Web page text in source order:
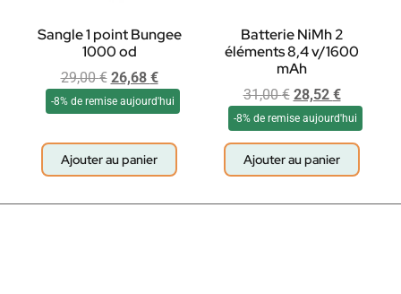
Sangle 1 point Bungee
1000 od
29,00€ 26,68 €
-8% de remise aujourd'hui
Ajouter au panier
Batterie NiMh 2
éléments 8,4 v/1600
mAh
31,00€ 28,52 €
-8% de remise aujourd'hui
Ajouter au panier